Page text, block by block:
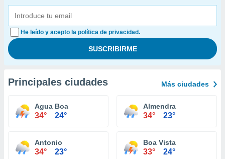
He leído y acepto la política de privacidad.
Principales ciudades Más ciudades
Agua Boa
34° 24°
Almendra
34° 23°
Antonio
34° 23°
Boa Vista
33° 24°